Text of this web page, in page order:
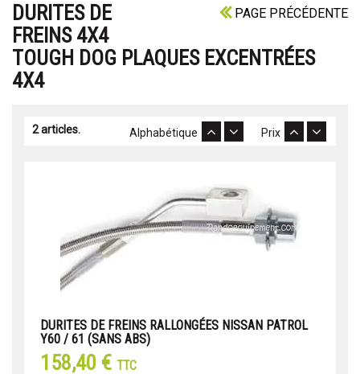
PAGE PRÉCÉDENTE
DURITES DE
FREINS 4X4
TOUGH DOG PLAQUES EXCENTRÉES
4X4
2 articles. Prix
Alphabétique
DURITES DE FREINS RALLONGÉES NISSAN PATROL
Y60 / 61 (SANS ABS)
158,40 € TTC